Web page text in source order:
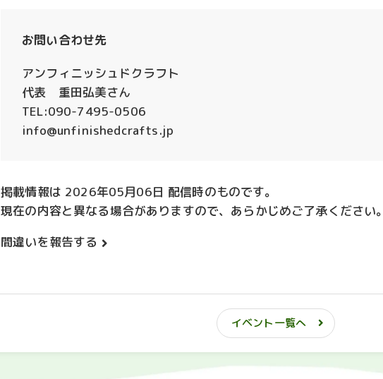
お問い合わせ先
アンフィニッシュドクラフト
代表 重田弘美さん
TEL:090-7495-0506
info@unfinishedcrafts.jp
掲載情報は 2026年05月06日 配信時のものです。
現在の内容と異なる場合がありますので、あらかじめご了承ください。
間違いを報告する
イベント一覧へ